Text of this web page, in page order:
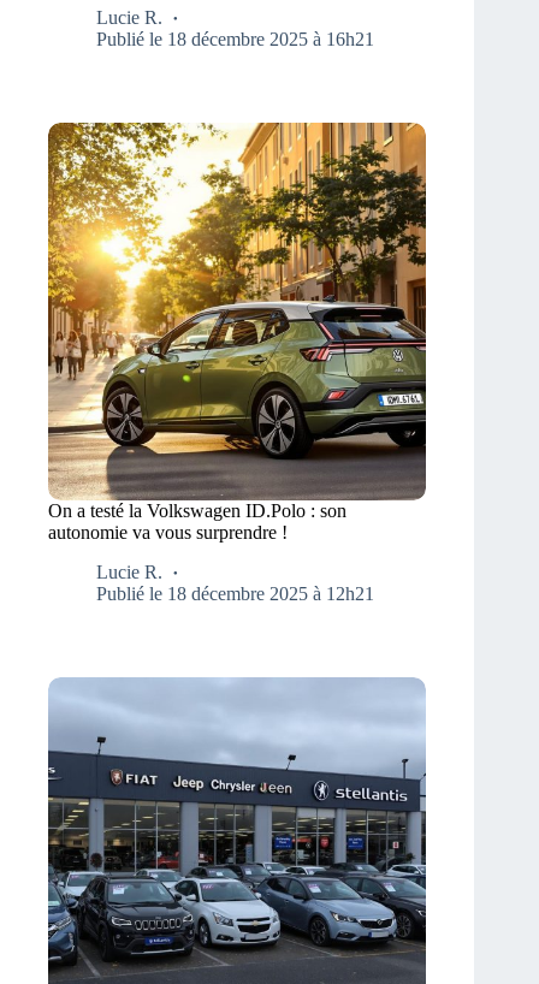
Lucie R.
Publié le 18 décembre 2025 à 16h21
On a testé la Volkswagen ID.Polo : son
autonomie va vous surprendre !
Lucie R.
Publié le 18 décembre 2025 à 12h21